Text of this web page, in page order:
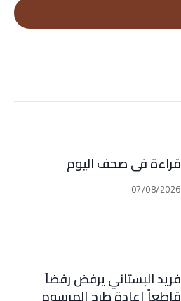
قراءة في صحف اليوم
07/08/2026
فريد البستاني يرفض رفضاً
قاطعاً إعادة طرح المرسوم